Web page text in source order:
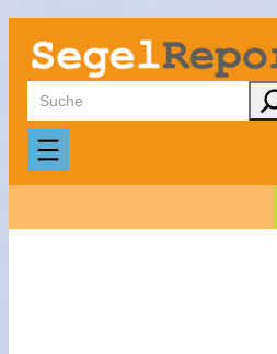
Zum
Inhalt
springen
Suchen